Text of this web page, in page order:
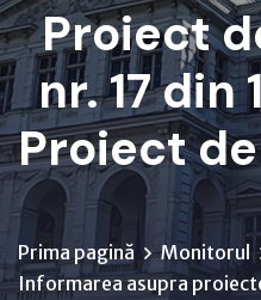
Proiect
nr. 17 din
Proiect
Prima pagină Monitorul
Informarea asupra